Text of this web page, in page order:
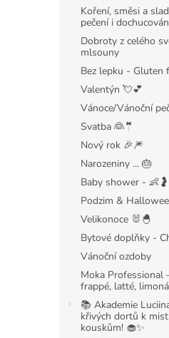
Koření, směsi a
pečení i
Dobroty z celého
mlsouny
Bez lepku - Gluten
Valentýn 💘💕
Vánoce/Vánoční
Svatba 👰🤵
Nový rok 🎉🎆
Narozeniny ... 🎂
Baby shower - 👶🤰
Podzim &
Velikonoce 🐰🐣
Bytové doplňky -
Vánoční ozdoby
Moka Professional
frappé, latté,
📚 Akademie
křivých dortů k
kouskům! 🧁✨